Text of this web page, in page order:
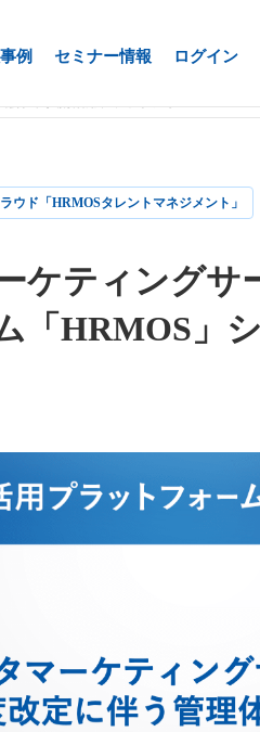
例 セミナー情報 ログイン
ウド「HRMOSタレントマネジメント」
ケティングサ
「HRMOS」